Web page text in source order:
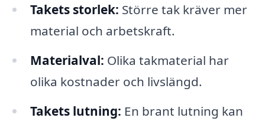
Takets storlek: Större tak kräver mer
material och arbetskraft.
Materialval: Olika takmaterial har
olika kostnader och livslängd.
Takets lutning: En brant lutning kan